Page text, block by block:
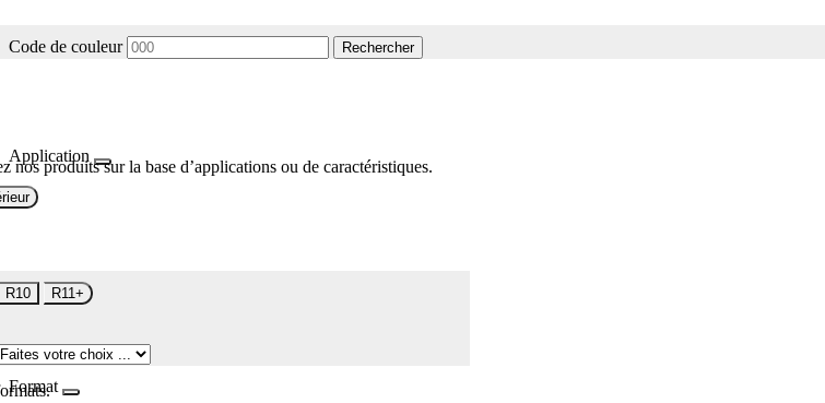
Code de couleur Rechercher
Application
nos produits sur la base d’applications ou de caractéristiques.
R10 R11+
Format